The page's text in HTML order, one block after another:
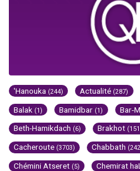
'Hanouka (244) Actualité (287)
Balak (1) Bamidbar (1) Bar-
Beth-Hamikdach (6) Brakhot
Cacheroute (3703) Chabbath
Chémini Atseret (5) Chemirat